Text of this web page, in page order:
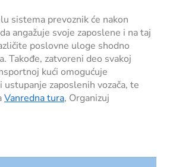
sistema prevoznik će nakon
angažuje svoje zaposlene i na taj
poslovne uloge shodno
Takođe, zatvoreni deo svakoj
kući omogućuje
ustupanje zaposlenih vozača, te
Vanredna tura, Organizuj